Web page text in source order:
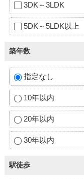
3DK～3LDK
5DK～5LDK以上
築年数
指定なし
10年以内
20年以内
30年以内
駅徒歩